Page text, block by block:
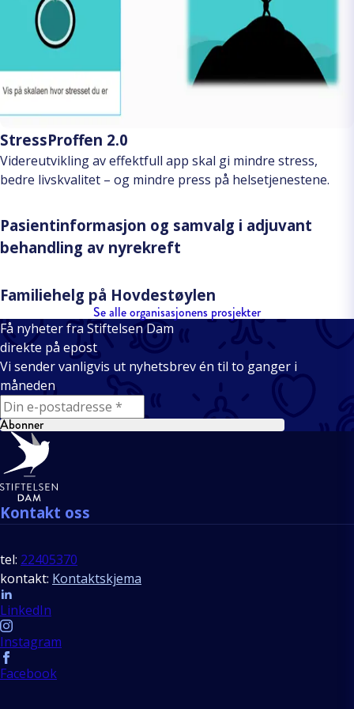
StressProffen 2.0
Videreutvikling av effektfull app skal gi mindre stress,
bedre livskvalitet – og mindre press på helsetjenestene.
Pasientinformasjon og samvalg i adjuvant
behandling av nyrekreft
Familiehelg på Hovdestøylen
Se alle organisasjonens prosjekter
Få nyheter fra Stiftelsen Dam
direkte på epost
Vi sender vanligvis ut nyhetsbrev én til to ganger i
måneden
E-mail
Abonner
Bunntekst
Kontakt oss
tel: 22405370
kontakt: Kontaktskjema
Follow us
LinkedIn
Instagram
Facebook